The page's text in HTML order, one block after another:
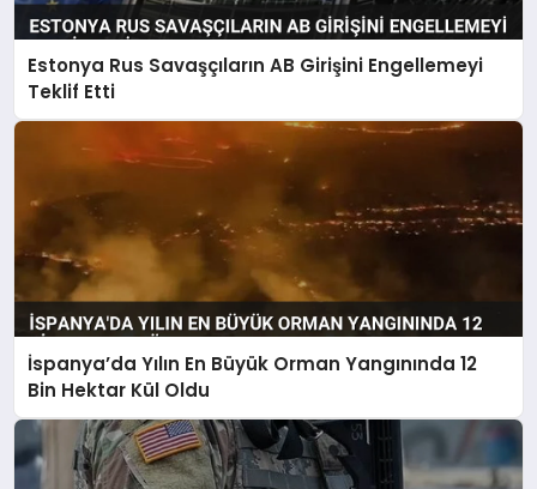
Estonya Rus Savaşçıların AB Girişini Engellemeyi
Teklif Etti
İspanya’da Yılın En Büyük Orman Yangınında 12
Bin Hektar Kül Oldu